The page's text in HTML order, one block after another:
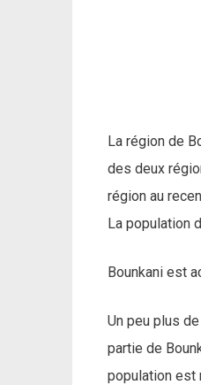
La région de
des deux
région au
La population
Bounkani est
Un peu plus
partie de
population est